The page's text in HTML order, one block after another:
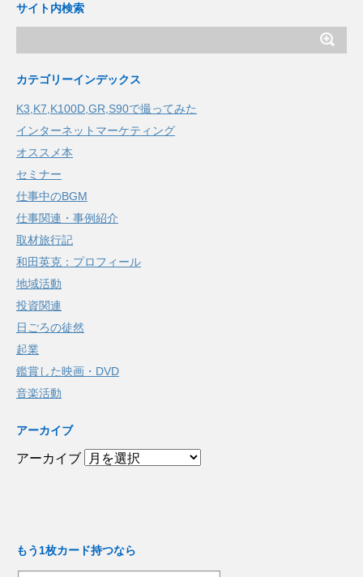
サイト内検索
カテゴリーインデックス
K3,K7,K100D,GR,S90で撮ってみた
インターネットマーケティング
オススメ本
セミナー
仕事中のBGM
仕事関連・事例紹介
取材旅行記
和田英克：プロフィール
地域活動
投資関連
日ごろの徒然
起業
鑑賞した映画・DVD
音楽活動
アーカイブ
アーカイブ
もう1枚カード持つなら